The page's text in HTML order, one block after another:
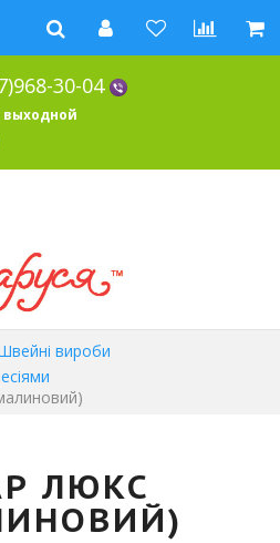
30-04
выходной
вироби
ЛЮКС